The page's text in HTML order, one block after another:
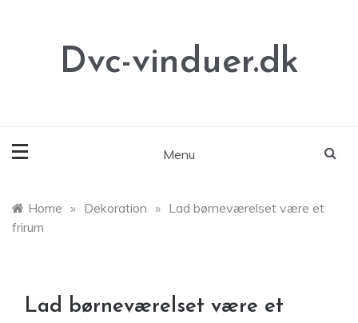
Dvc-vinduer.dk
Menu
Home » Dekoration » Lad børneværelset være et
frirum
Lad børneværelset være et